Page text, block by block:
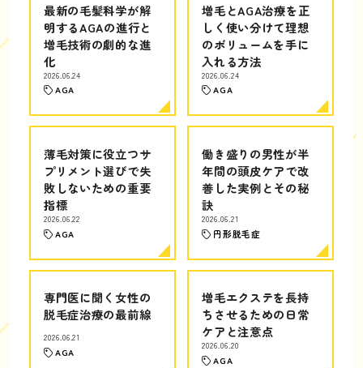
最新の毛髪科学が解
明するAGAの進行と
増毛技術の劇的な進
化
2026.06.24
AGA
増毛とAGA治療を正
しく使い分けて理想
のボリュームを手に
入れる方法
2026.06.24
AGA
薄毛対策に役立つサ
プリメント選びで失
敗しないための重要
指標
2026.06.22
AGA
働き盛りの男性が半
年間の頭皮ケアで改
善した実例とその秘
訣
2026.06.21
円形脱毛症
専門医に聞く女性の
脱毛症治療の最前線
2026.06.21
AGA
増毛エクステを長持
ちさせるための日常
ケアと注意点
2026.06.20
AGA